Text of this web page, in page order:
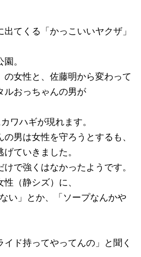
てくる「かっこいいヤクザ」
。
の女性と、佐藤明から変わって
ルおっちゃんの男が
ワハギが現れます。
男は女性を守ろうとするも、
ていきました。
で強くはなかったようです。
（静シズ）に、
い」とか、「ソープなんかや
イド持ってやってんの」と聞く